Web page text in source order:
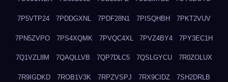
7P5VTP24 7PDDGXNL 7PDF28N1 7PISQHBH 7PKT2VUV
7PN5ZVPO 7PS4XQMK 7PVQC4XL 7PVZ4BY4 7PY3EC1H
7Q1VZL8M 7QAQLLVB 7QP7DLC5 7QSLGYCU 7R0ZOLUX
7R9IGDKD 7ROB1V3K 7RPZVSPJ 7RX9CIDZ 7SH2DRLB